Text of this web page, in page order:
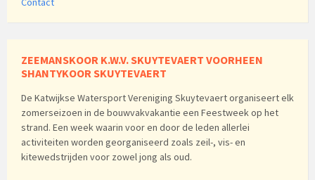
ZEEMANSKOOR K.W.V. SKUYTEVAERT VOORHEEN
SHANTYKOOR SKUYTEVAERT
De Katwijkse Watersport Vereniging Skuytevaert organiseert elk
zomerseizoen in de bouwvakvakantie een Feestweek op het
strand. Een week waarin voor en door de leden allerlei
activiteiten worden georganiseerd zoals zeil-, vis- en
kitewedstrijden voor zowel jong als oud.